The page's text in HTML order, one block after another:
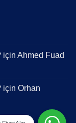
için Ahmed Fuad
için Orhan